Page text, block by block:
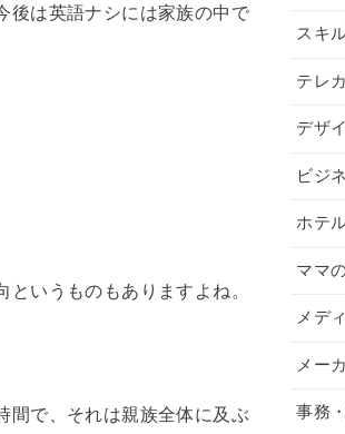
後は英語ナシには家族の中で
いうものもありますよね。
間で、それは親族全体に及ぶ
スキ
テレ
デザ
ビジ
ホテ
ママ
メデ
メー
事務